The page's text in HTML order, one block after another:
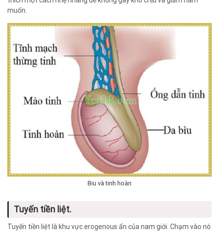
muốn.
Biu và tinh hoàn
Tuyến tiền liệt.
Tuyến tiền liệt là khu vực erogenous ẩn của nam giới. Chạm vào nó